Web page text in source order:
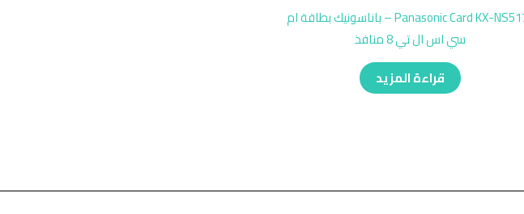
Panasonic Card KX-NS5173 – باناسونيك بطاقة ام
سي اس ال تي 8 منافذ
قراءة المزيد